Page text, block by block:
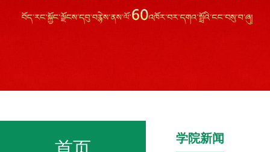
首页 学院新闻